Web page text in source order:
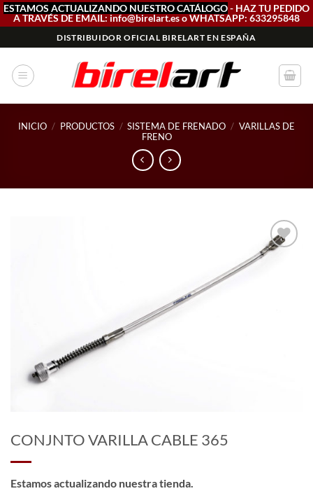
ESTAMOS ACTUALIZANDO NUESTRO CATÁLOGO- HAZ TU PEDIDO
A TRAVÉS DE EMAIL: info@birelart.es o WHATSAPP: 633295848
al
contenido
DISTRIBUIDOR OFICIAL BIRELART EN ESPAÑA
INICIO / PRODUCTOS / SISTEMA DE FRENADO / VARILLAS DE
FRENO
Add to
CONJNTO VARILLA CABLE 365
Estamos actualizando nuestra tienda.